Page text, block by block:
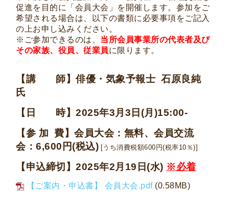
促進を目的に「会員大会」を開催します。 参加をご
希望される場合は、以下の書類に必要事項をご記入
の上お申し込みください。
※ご参加できるのは、 当所会員事業所の代表者及び
その家族、役員、従業員に限ります。
【講 師】俳優・気象予報士 石原良純
氏
【日 時】2025年3月3日(月)15:00-
【参 加 費】会員大会：無料、会員交流
会：6,600円(税込) [うち消費税額600円(税率10％)]
【申込締切】2025年2月19日(水) ※必着
【ご案内・申込書】 会員大会.pdf(0.58MB)